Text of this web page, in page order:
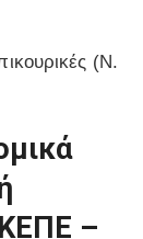
(Ν.
–